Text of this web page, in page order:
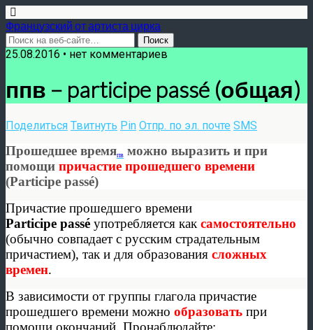
Французский от артиста цирка
25.08.2016 • нет комментариев
ппв – participe passé (общая)
Поделиться Твитнуть Pin Отпр. по эл. почте SMS
Прошедшее времяпв можно выразить и при
помощи причастие прошедшего времени
(Participe passé)
Причастие прошедшего времени
Participe passé употребляется каксамостоятельно
(обычно совпадает с русским страдательным
причастием), так и для образования сложных
времен.
В зависимости от группы глагола причастие
прошедшего времени можно образовать при
помощи окончаний. Пронаблюдайте: